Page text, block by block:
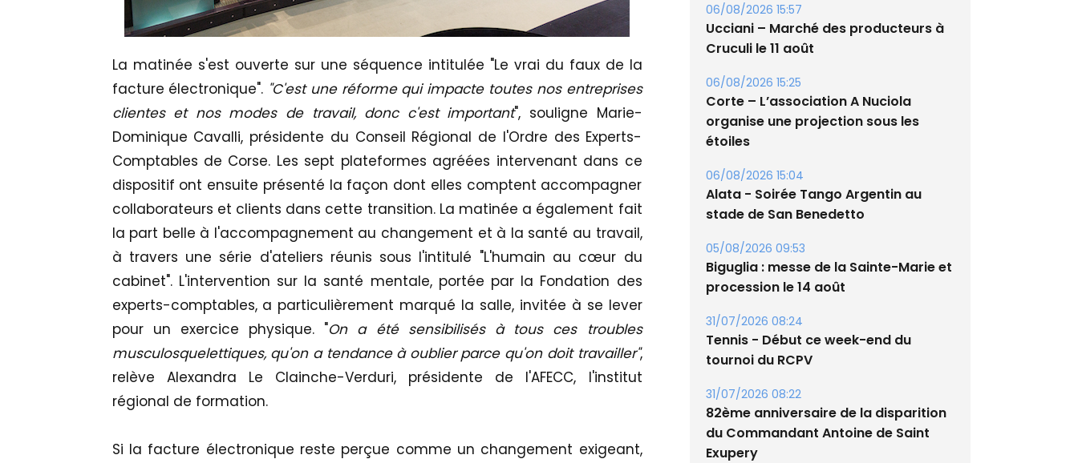
La matinée s'est ouverte sur une séquence intitulée "Le vrai du faux de la
facture électronique". "C'est une réforme qui impacte toutes nos entreprises
clientes et nos modes de travail, donc c'est important", souligne Marie-
Dominique Cavalli, présidente du Conseil Régional de l'Ordre des Experts-
Comptables de Corse. Les sept plateformes agréées intervenant dans ce
dispositif ont ensuite présenté la façon dont elles comptent accompagner
collaborateurs et clients dans cette transition. La matinée a également fait
la part belle à l'accompagnement au changement et à la santé au travail,
à travers une série d'ateliers réunis sous l'intitulé "L'humain au cœur du
cabinet". L'intervention sur la santé mentale, portée par la Fondation des
experts-comptables, a particulièrement marqué la salle, invitée à se lever
pour un exercice physique. "On a été sensibilisés à tous ces troubles
musculosquelettiques, qu'on a tendance à oublier parce qu'on doit travailler",
relève Alexandra Le Clainche-Verduri, présidente de l'AFECC, l'institut
régional de formation.
Si la facture électronique reste perçue comme un changement exigeant,
06/08/2026 15:57
Ucciani – Marché des producteurs à
Cruculi le 11 août
06/08/2026 15:25
Corte – L’association A Nuciola
organise une projection sous les
étoiles
06/08/2026 15:04
Alata - Soirée Tango Argentin au
stade de San Benedetto
05/08/2026 09:53
Biguglia : messe de la Sainte-Marie et
procession le 14 août
31/07/2026 08:24
Tennis - Début ce week-end du
tournoi du RCPV
31/07/2026 08:22
82ème anniversaire de la disparition
du Commandant Antoine de Saint
Exupery